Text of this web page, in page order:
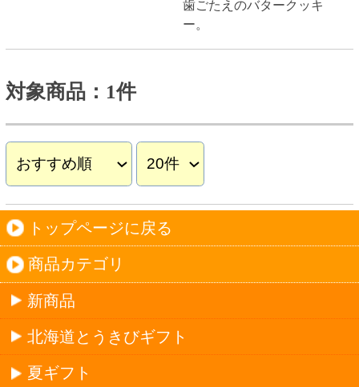
夏ギフト
ご自由に選べる12本セット
迷った場合はこちらのおすすめセット
カップ麺お好みセット
ご自由に選べる12個セット
迷った場合はこちらのおすすめセット
北海道珍味
単品
セット
セットワイン